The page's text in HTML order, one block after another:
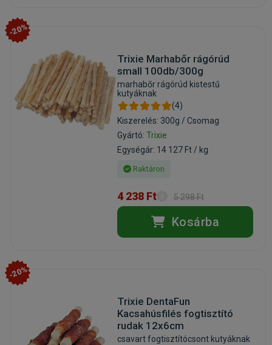
-20%
Trixie Marhabőr rágórúd
small 100db/300g
marhabőr rágórúd kistestű
kutyáknak
(4)
Kiszerelés: 300g / Csomag
Gyártó: Trixie
Egységár: 14 127 Ft / kg
Raktáron
4 238 Ft 5 298 Ft
Kosárba
-20%
Trixie DentaFun
Kacsahúsfilés fogtisztító
rudak 12x6cm
csavart fogtisztítócsont kutyáknak